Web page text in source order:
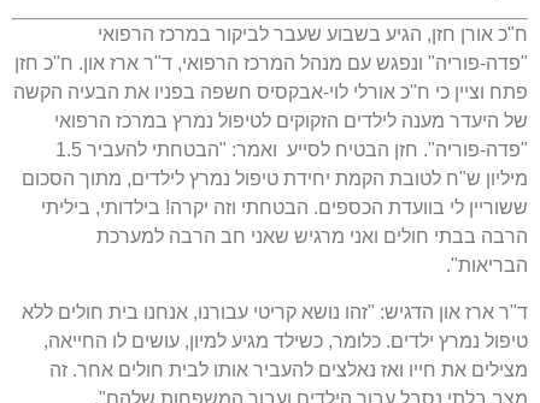
ח"כ אורן חזן, הגיע בשבוע שעבר לביקור במרכז הרפואי
"פדה-פוריה" ונפגש עם מנהל המרכז הרפואי, ד"ר ארז און. ח"כ חזן
פתח וציין כי ח"כ אורלי לוי-אבקסיס חשפה בפניו את הבעיה הקשה
של היעדר מענה לילדים הזקוקים לטיפול נמרץ במרכז הרפואי
"פדה-פוריה". חזן הבטיח לסייע ואמר: "הבטחתי להעביר 1.5
מיליון ש"ח לטובת הקמת יחידת טיפול נמרץ לילדים, מתוך הסכום
ששוריין לי בוועדת הכספים. הבטחתי וזה יקרה! בילדותי, ביליתי
הרבה בבתי חולים ואני מרגיש שאני חב הרבה למערכת
הבריאות".
ד"ר ארז און הדגיש: "זהו נושא קריטי עבורנו, אנחנו בית חולים ללא
טיפול נמרץ ילדים. כלומר, כשילד מגיע למיון, עושים לו החייאה,
מצילים את חייו ואז נאלצים להעביר אותו לבית חולים אחר. זה
מצב בלתי נסבל עבור הילדים ועבור המשפחות שלהם".